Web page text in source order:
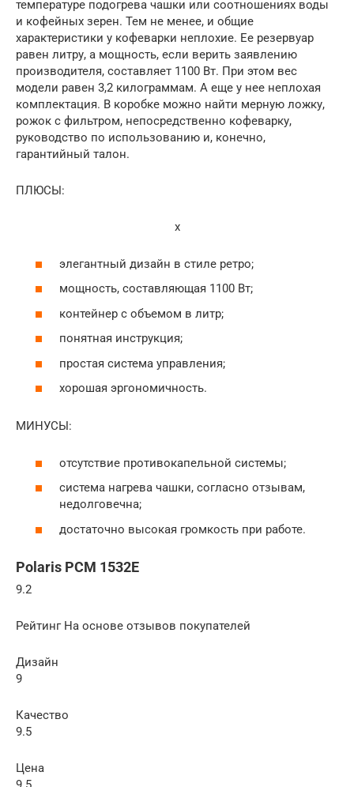
температуре подогрева чашки или соотношениях воды
и кофейных зерен. Тем не менее, и общие
характеристики у кофеварки неплохие. Ее резервуар
равен литру, а мощность, если верить заявлению
производителя, составляет 1100 Вт. При этом вес
модели равен 3,2 килограммам. А еще у нее неплохая
комплектация. В коробке можно найти мерную ложку,
рожок с фильтром, непосредственно кофеварку,
руководство по использованию и, конечно,
гарантийный талон.
ПЛЮСЫ:
x
элегантный дизайн в стиле ретро;
мощность, составляющая 1100 Вт;
контейнер с объемом в литр;
понятная инструкция;
простая система управления;
хорошая эргономичность.
МИНУСЫ:
отсутствие противокапельной системы;
система нагрева чашки, согласно отзывам,
недолговечна;
достаточно высокая громкость при работе.
Polaris PCM 1532E
9.2
Рейтинг На основе отзывов покупателей
Дизайн
9
Качество
9.5
Цена